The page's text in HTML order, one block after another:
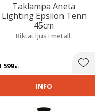
i favoriter
Taklampa Aneta
Lighting Epsilon Tenn
45cm
Riktat ljus i metall.
599KR
INFO